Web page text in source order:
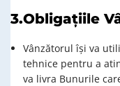
3.Obligațiile
Vânzătorul își va
tehnice pentru a
va livra Bunurile